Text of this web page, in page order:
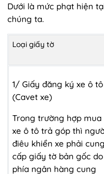
Dưới là mức phạt hiện
chúng ta.
Loại giấy tờ
1/ Giấy đăng ký xe ô tô
(Cavet xe)
Trong trường hợp mua
xe ô tô trả góp thì
điêu khiển xe phải cung
cấp giấy tờ bản gốc do
phía ngân hàng cung